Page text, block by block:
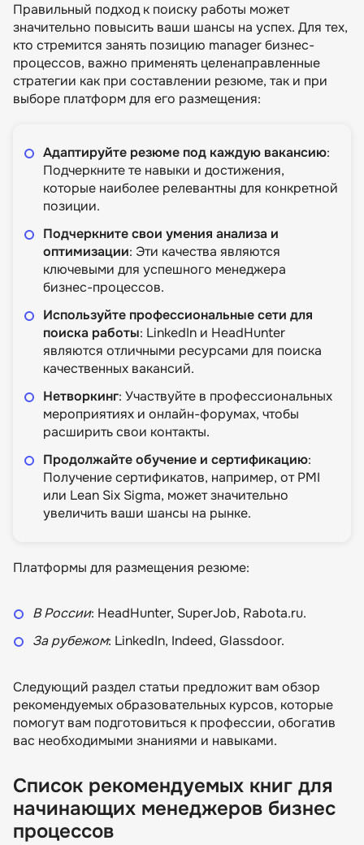
Правильный подход к поиску работы может
значительно повысить ваши шансы на успех. Для тех,
кто стремится занять позицию manager бизнес-
процессов, важно применять целенаправленные
стратегии как при составлении резюме, так и при
выборе платформ для его размещения:
Адаптируйте резюме под каждую вакансию:
Подчеркните те навыки и достижения,
которые наиболее релевантны для конкретной
позиции.
Подчеркните свои умения анализа и
оптимизации: Эти качества являются
ключевыми для успешного менеджера
бизнес-процессов.
Используйте профессиональные сети для
поиска работы: LinkedIn и HeadHunter
являются отличными ресурсами для поиска
качественных вакансий.
Нетворкинг: Участвуйте в профессиональных
мероприятиях и онлайн-форумах, чтобы
расширить свои контакты.
Продолжайте обучение и сертификацию:
Получение сертификатов, например, от PMI
или Lean Six Sigma, может значительно
увеличить ваши шансы на рынке.
Платформы для размещения резюме:
В России: HeadHunter, SuperJob, Rabota.ru.
За рубежом: LinkedIn, Indeed, Glassdoor.
Следующий раздел статьи предложит вам обзор
рекомендуемых образовательных курсов, которые
помогут вам подготовиться к профессии, обогатив
вас необходимыми знаниями и навыками.
Список рекомендуемых книг для
начинающих менеджеров бизнес
процессов